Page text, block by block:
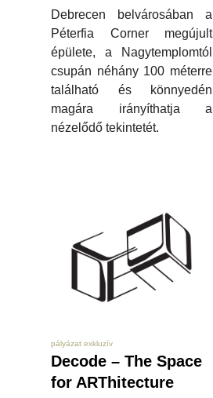
Debrecen belvárosában a
Péterfia Corner megújult
épülete, a Nagytemplomtól
csupán néhány 100 méterre
található és könnyedén
magára irányíthatja a
nézelődő tekintetét.
pályázat exkluzív
Decode – The Space
for ARThitecture